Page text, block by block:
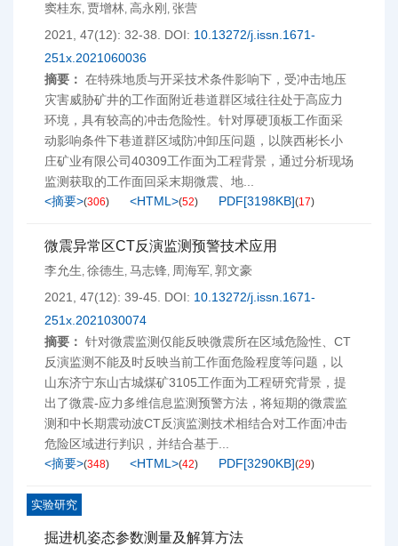
窦桂东, 贾增林, 高永刚 , 张营
2021, 47(12): 32-38.
DOI: 10.13272/j.issn.1671-
251x.2021060036
摘要： 在特殊地质与开采技术条件影响下，受冲击地压
灾害威胁矿井的工作面附近巷道群区域往往处于高应力
环境，具有较高的冲击危险性。针对厚硬顶板工作面采
动影响条件下巷道群区域防冲卸压问题，以陕西彬长小
庄矿业有限公司40309工作面为工程背景，通过分析现场
监测获取的工作面回采末期微震、地...
<摘要>(306) <HTML>(52) PDF[3198KB](17)
微震异常区CT反演监测预警技术应用
李允生, 徐德生, 马志锋, 周海军, 郭文豪
2021, 47(12): 39-45.
DOI: 10.13272/j.issn.1671-
251x.2021030074
摘要： 针对微震监测仅能反映微震所在区域危险性、CT
反演监测不能及时反映当前工作面危险程度等问题，以
山东济宁东山古城煤矿3105工作面为工程研究背景，提
出了微震-应力多维信息监测预警方法，将短期的微震监
测和中长期震动波CT反演监测技术相结合对工作面冲击
危险区域进行判识，并结合基于...
<摘要>(348) <HTML>(42) PDF[3290KB](29)
实验研究
掘进机姿态参数测量及解算方法